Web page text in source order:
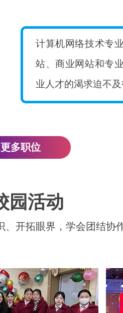
计算机网络技术专
站、商业网站和专
业人才的渴求迫不及
多职位
园活动
开拓眼界，学会团结协